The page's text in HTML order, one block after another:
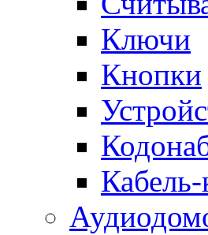
Ключи
Кнопки